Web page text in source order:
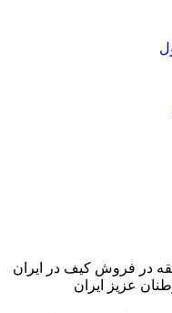
در فروش کیف در ایران
عزیز ایران